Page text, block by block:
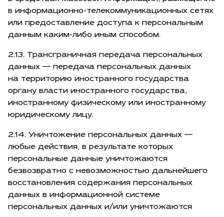
в информационно-телекоммуникационных сетях
или предоставление доступа к персональным
данным каким-либо иным способом.
2.13. Трансграничная передача персональных
данных — передача персональных данных
на территорию иностранного государства
органу власти иностранного государства,
иностранному физическому или иностранному
юридическому лицу.
2.14. Уничтожение персональных данных —
любые действия, в результате которых
персональные данные уничтожаются
безвозвратно с невозможностью дальнейшего
восстановления содержания персональных
данных в информационной системе
персональных данных и/или уничтожаются